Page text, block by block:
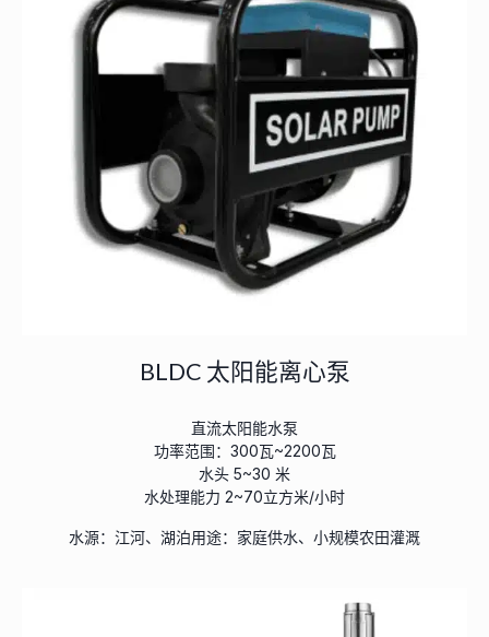
BLDC 太阳能离心泵
直流太阳能水泵
功率范围：300瓦~2200瓦
水头 5~30 米
水处理能力 2~70立方米/小时
水源：江河、湖泊用途：家庭供水、小规模农田灌溉